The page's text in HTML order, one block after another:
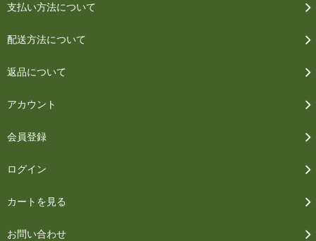
支払い方法について
配送方法について
返品について
アカウント
会員登録
ログイン
カートを見る
お問い合わせ